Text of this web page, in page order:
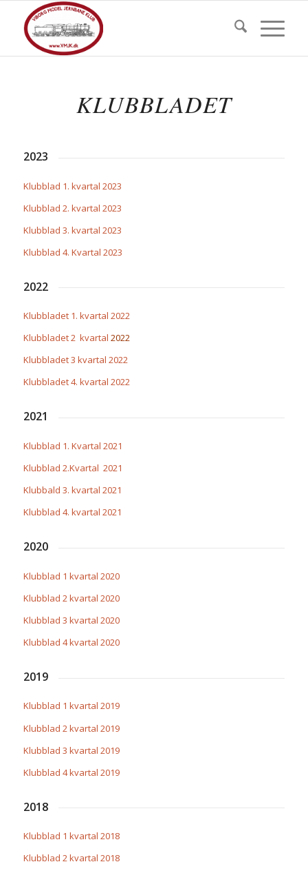
KLUBBLADET
2023
Klubblad 1. kvartal 2023
Klubblad 2. kvartal 2023
Klubblad 3. kvartal 2023
Klubblad 4. Kvartal 2023
2022
Klubbladet 1. kvartal 2022
Klubbladet 2 kvartal 2022
Klubbladet 3 kvartal 2022
Klubbladet 4. kvartal 2022
2021
Klubblad 1. Kvartal 2021
Klubblad 2.Kvartal 2021
Klubbald 3. kvartal 2021
Klubblad 4. kvartal 2021
2020
Klubblad 1 kvartal 2020
Klubblad 2 kvartal 2020
Klubblad 3 kvartal 2020
Klubblad 4 kvartal 2020
2019
Klubblad 1 kvartal 2019
Klubblad 2 kvartal 2019
Klubblad 3 kvartal 2019
Klubblad 4 kvartal 2019
2018
Klubblad 1 kvartal 2018
Klubblad 2 kvartal 2018